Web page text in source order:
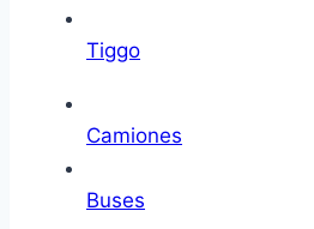
Tiggo
Camiones
Buses